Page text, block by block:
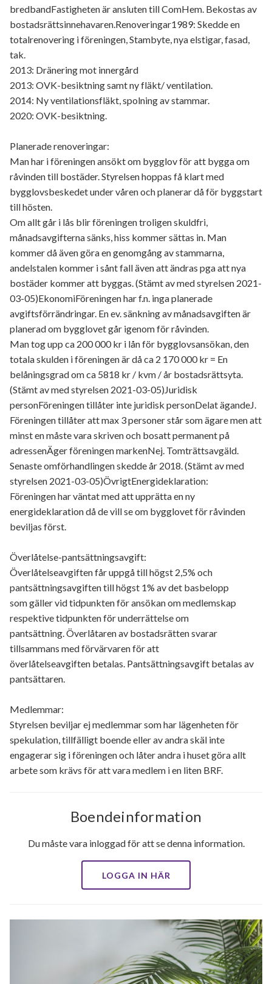
bredbandFastigheten är ansluten till ComHem. Bekostas av
bostadsrättsinnehavaren.Renoveringar1989: Skedde en
totalrenovering i föreningen, Stambyte, nya elstigar, fasad,
tak.
2013: Dränering mot innergård
2013: OVK-besiktning samt ny fläkt/ ventilation.
2014: Ny ventilationsfläkt, spolning av stammar.
2020: OVK-besiktning.
Planerade renoveringar:
Man har i föreningen ansökt om bygglov för att bygga om
råvinden till bostäder. Styrelsen hoppas få klart med
bygglovsbeskedet under våren och planerar då för byggstart
till hösten.
Om allt går i lås blir föreningen troligen skuldfri,
månadsavgifterna sänks, hiss kommer sättas in. Man
kommer då även göra en genomgång av stammarna,
andelstalen kommer i sånt fall även att ändras pga att nya
bostäder kommer att byggas. (Stämt av med styrelsen 2021-
03-05)EkonomiFöreningen har f.n. inga planerade
avgiftsförrändringar. En ev. sänkning av månadsavgiften är
planerad om bygglovet går igenom för råvinden.
Man tog upp ca 200 000 kr i lån för bygglovsansökan, den
totala skulden i föreningen är då ca 2 170 000 kr = En
belåningsgrad om ca 5818 kr / kvm / år bostadsrättsyta.
(Stämt av med styrelsen 2021-03-05)Juridisk
personFöreningen tillåter inte juridisk personDelat ägandeJ.
Föreningen tillåter att max 3 personer står som ägare men att
minst en måste vara skriven och bosatt permanent på
adressenÄger föreningen markenNej. Tomträttsavgäld.
Senaste omförhandlingen skedde år 2018. (Stämt av med
styrelsen 2021-03-05)ÖvrigtEnergideklaration:
Föreningen har väntat med att upprätta en ny
energideklaration då de vill se om bygglovet för råvinden
beviljas först.
Överlåtelse-pantsättningsavgift:
Överlåtelseavgiften får uppgå till högst 2,5% och
pantsättningsavgiften till högst 1% av det basbelopp
som gäller vid tidpunkten för ansökan om medlemskap
respektive tidpunkten för underrättelse om
pantsättning. Överlåtaren av bostadsrätten svarar
tillsammans med förvärvaren för att
överlåtelseavgiften betalas. Pantsättningsavgift betalas av
pantsättaren.
Medlemmar:
Styrelsen beviljar ej medlemmar som har lägenheten för
spekulation, tillfälligt boende eller av andra skäl inte
engagerar sig i föreningen och låter andra i huset göra allt
arbete som krävs för att vara medlem i en liten BRF.
Boendeinformation
Du måste vara inloggad för att se denna information.
LOGGA IN HÄR